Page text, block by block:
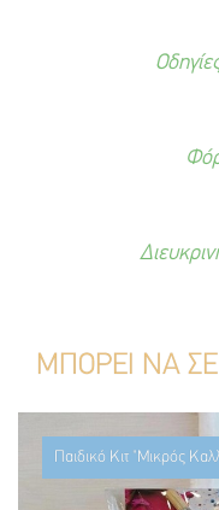
ΜΠΟΡΕΙ ΝΑ
Παιδικό Κιτ "Μικρός